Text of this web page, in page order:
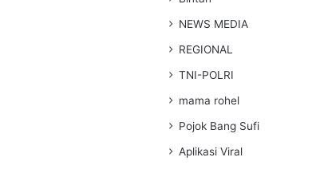
NEWS MEDIA
REGIONAL
TNI-POLRI
mama rohel
Pojok Bang Sufi
Aplikasi Viral